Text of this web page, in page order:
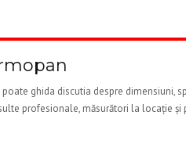
ghida discutia despre dimensiuni,
profesionale, măsurători la locație